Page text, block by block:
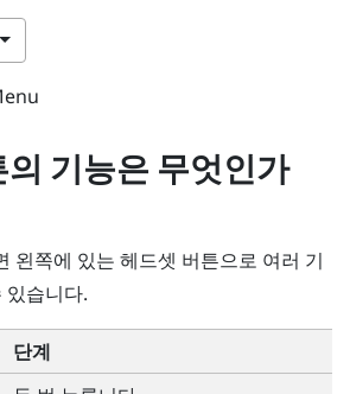
의 기능은 무엇인가
왼쪽에 있는 헤드셋 버튼으로 여러 기
있습니다.
단계